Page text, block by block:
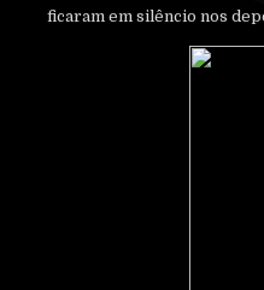
ficaram em silêncio nos